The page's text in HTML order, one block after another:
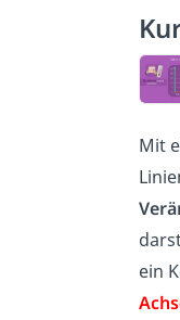
Mit
ein